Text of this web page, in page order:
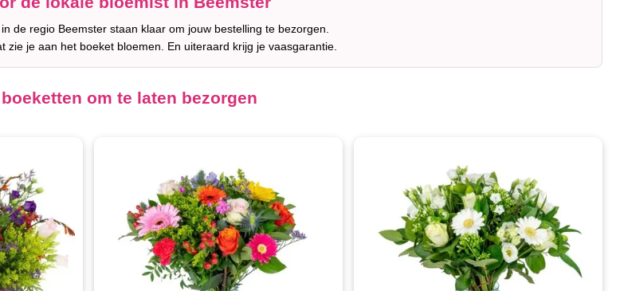
de regio Beemster staan klaar om jouw bestelling te bezorgen.
zie je aan het boeket bloemen. En uiteraard krijg je vaasgarantie.
om te laten bezorgen